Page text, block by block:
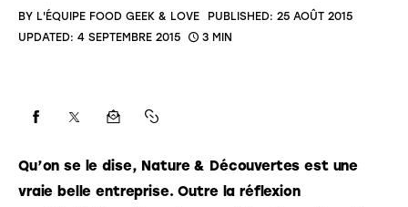
BY L'ÉQUIPE FOOD GEEK & LOVE PUBLISHED: 25 AOÛT 2015
UPDATED: 4 SEPTEMBRE 2015 3 MIN
Qu’on se le dise, Nature & Découvertes est une
vraie belle entreprise. Outre la réflexion